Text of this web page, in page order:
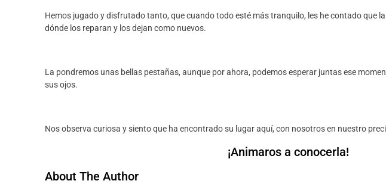
Hemos jugado y disfrutado tanto, que cuando todo esté más tranquilo, les he contado que
dónde los reparan y los dejan como nuevos.
La pondremos unas bellas pestañas, aunque por ahora, podemos esperar juntas ese
sus ojos.
Nos observa curiosa y siento que ha encontrado su lugar aquí, con nosotros en nuestro
¡Animaros a conocerla!
About The Author